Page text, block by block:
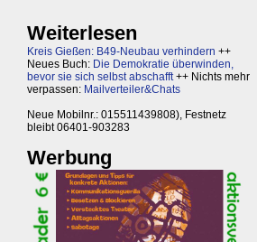
Weiterlesen
Kreis Gießen: B49-Neubau verhindern ++
Neues Buch: Die Demokratie überwinden,
bevor sie sich selbst abschafft++ Nichts mehr
verpassen: Mailverteiler&Chats
Neue Mobilnr.: 015511439808), Festnetz
bleibt 06401-903283
Werbung